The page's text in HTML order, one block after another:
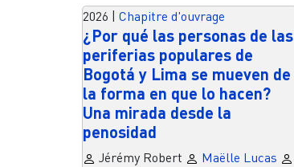
2026 | Chapitre d'ouvrage
¿Por qué las personas de las
periferias populares de
Bogotá y Lima se mueven de
la forma en que lo hacen?
Una mirada desde la
penosidad
Jérémy Robert
Maëlle Lucas